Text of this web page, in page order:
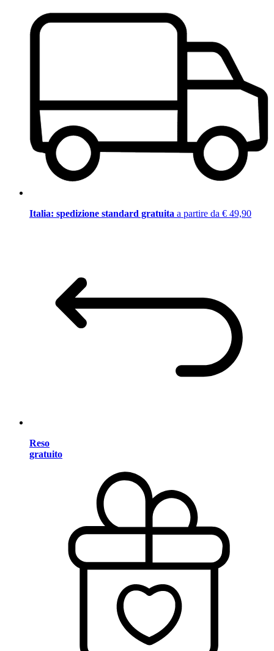
Italia: spedizione standard gratuita a partire da € 49,90
Reso
gratuito